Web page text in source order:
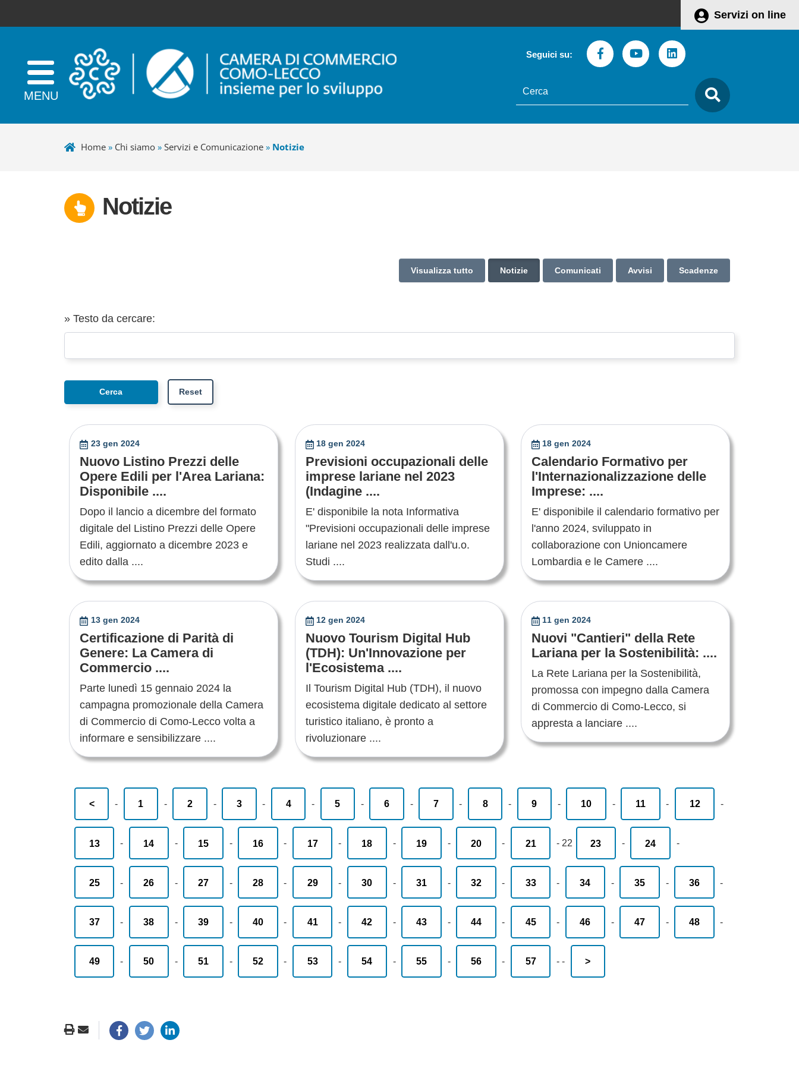
Servizi on line
Seguici su: FacebookYoutubeLinkedin
testo
da
cercare
Home» Chi siamo» Servizi e Comunicazione» Notizie
Notizie
Visualizza tutto Notizie Comunicati Avvisi Scadenze
» Testo da cercare:
23 gen 2024
Nuovo Listino Prezzi delle
Opere Edili per l'Area Lariana:
Disponibile ....
Dopo il lancio a dicembre del formato
digitale del Listino Prezzi delle Opere
Edili, aggiornato a dicembre 2023 e
edito dalla ....
18 gen 2024
Previsioni occupazionali delle
imprese lariane nel 2023
(Indagine ....
E' disponibile la nota Informativa
"Previsioni occupazionali delle imprese
lariane nel 2023 realizzata dall'u.o.
Studi ....
18 gen 2024
Calendario Formativo per
l'Internazionalizzazione delle
Imprese: ....
E' disponibile il calendario formativo per
l'anno 2024, sviluppato in
collaborazione con Unioncamere
Lombardia e le Camere ....
13 gen 2024
Certificazione di Parità di
Genere: La Camera di
Commercio ....
Parte lunedì 15 gennaio 2024 la
campagna promozionale della Camera
di Commercio di Como-Lecco volta a
informare e sensibilizzare ....
12 gen 2024
Nuovo Tourism Digital Hub
(TDH): Un'Innovazione per
l'Ecosistema ....
Il Tourism Digital Hub (TDH), il nuovo
ecosistema digitale dedicato al settore
turistico italiano, è pronto a
rivoluzionare ....
11 gen 2024
Nuovi "Cantieri" della Rete
Lariana per la Sostenibilità: ....
La Rete Lariana per la Sostenibilità,
promossa con impegno dalla Camera
di Commercio di Como-Lecco, si
appresta a lanciare ....
< - 1 - 2 - 3 - 4 - 5 - 6 - 7 - 8 - 9 - 10 - 11 - 12 -
13 - 14 - 15 - 16 - 17 - 18 - 19 - 20 - 21 - 22 23 - 24 -
25 - 26 - 27 - 28 - 29 - 30 - 31 - 32 - 33 - 34 - 35 - 36 -
37 - 38 - 39 - 40 - 41 - 42 - 43 - 44 - 45 - 46 - 47 - 48 -
49 - 50 - 51 - 52 - 53 - 54 - 55 - 56 - 57 - - >